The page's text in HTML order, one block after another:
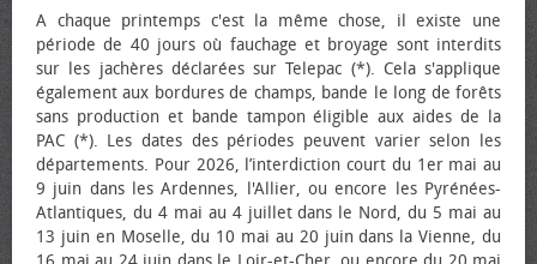
A chaque printemps c'est la même chose, il existe une
période de 40 jours où fauchage et broyage sont interdits
sur les jachères déclarées sur Telepac (*). Cela s'applique
également aux bordures de champs, bande le long de forêts
sans production et bande tampon éligible aux aides de la
PAC (*). Les dates des périodes peuvent varier selon les
départements. Pour 2026, l’interdiction court du 1er mai au
9 juin dans les Ardennes, l'Allier, ou encore les Pyrénées-
Atlantiques, du 4 mai au 4 juillet dans le Nord, du 5 mai au
13 juin en Moselle, du 10 mai au 20 juin dans la Vienne, du